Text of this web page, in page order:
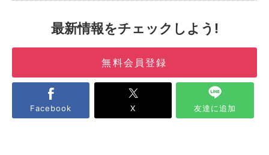
最新情報をチェックしよう!
無料会員登録
Facebook X 友達に追加